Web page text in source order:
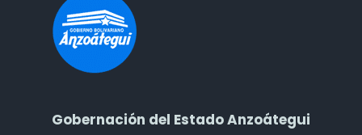
Gobernación del Estado Anzoátegui